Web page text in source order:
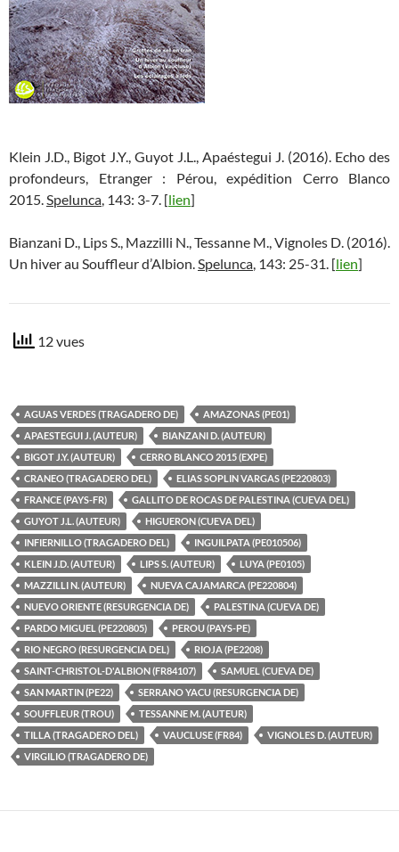
Klein J.D., Bigot J.Y., Guyot J.L., Apaéstegui J. (2016). Echo des
profondeurs, Etranger : Pérou, expédition Cerro Blanco
2015.Spelunca, 143: 3-7. [lien]
Bianzani D., Lips S., Mazzilli N., Tessanne M., Vignoles D. (2016).
Un hiver au Souffleur d’Albion.Spelunca, 143: 25-31. [lien]
12 vues
AGUAS VERDES (TRAGADERO DE)
AMAZONAS (PE01)
APAESTEGUI J. (AUTEUR)
BIANZANI D. (AUTEUR)
BIGOT J.Y. (AUTEUR)
CERRO BLANCO 2015 (EXPE)
CRANEO (TRAGADERO DEL)
ELIAS SOPLIN VARGAS (PE220803)
FRANCE (PAYS-FR)
GALLITO DE ROCAS DE PALESTINA (CUEVA DEL)
GUYOT J.L. (AUTEUR)
HIGUERON (CUEVA DEL)
INFIERNILLO (TRAGADERO DEL)
INGUILPATA (PE010506)
KLEIN J.D. (AUTEUR)
LIPS S. (AUTEUR)
LUYA (PE0105)
MAZZILLI N. (AUTEUR)
NUEVA CAJAMARCA (PE220804)
NUEVO ORIENTE (RESURGENCIA DE)
PALESTINA (CUEVA DE)
PARDO MIGUEL (PE220805)
PEROU (PAYS-PE)
RIO NEGRO (RESURGENCIA DEL)
RIOJA (PE2208)
SAINT-CHRISTOL-D'ALBION (FR84107)
SAMUEL (CUEVA DE)
SAN MARTIN (PE22)
SERRANO YACU (RESURGENCIA DE)
SOUFFLEUR (TROU)
TESSANNE M. (AUTEUR)
TILLA (TRAGADERO DEL)
VAUCLUSE (FR84)
VIGNOLES D. (AUTEUR)
VIRGILIO (TRAGADERO DE)